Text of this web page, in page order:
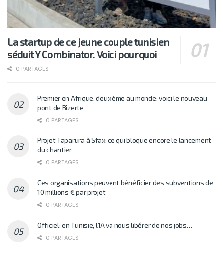
La startup de ce jeune couple tunisien
séduit Y Combinator. Voici pourquoi
0 PARTAGES
Premier en Afrique, deuxième au monde: voici le nouveau
pont de Bizerte
0 PARTAGES
Projet Taparura à Sfax: ce qui bloque encore le lancement
du chantier
0 PARTAGES
Ces organisations peuvent bénéficier des subventions de
10 millions € par projet
0 PARTAGES
Officiel: en Tunisie, l’IA va nous libérer de nos jobs…
0 PARTAGES